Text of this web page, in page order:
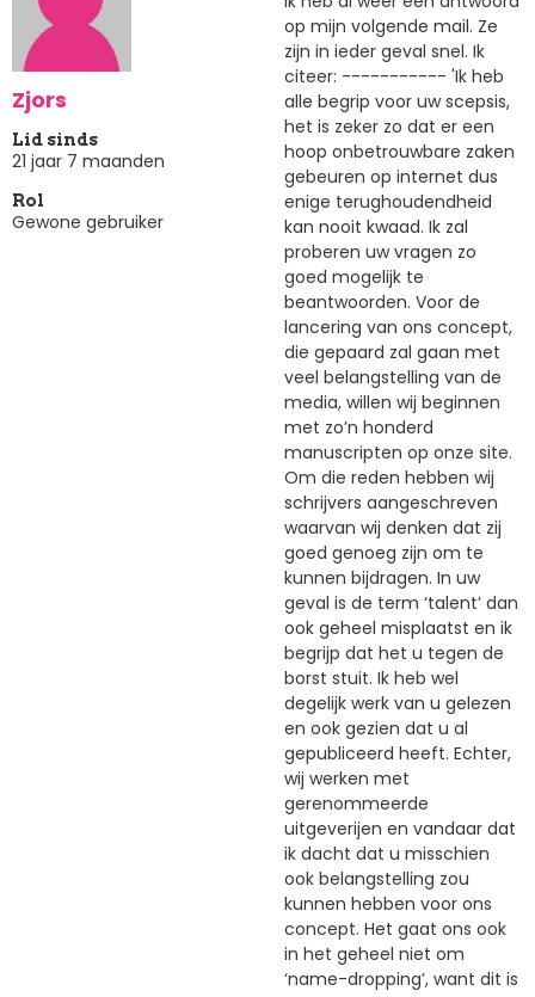
Zjors
Lid sinds
21 jaar 7 maanden
Rol
Gewone gebruiker
op mijn volgende mail. Ze
zijn in ieder geval snel. Ik
citeer: ----------- 'Ik heb
alle begrip voor uw scepsis,
het is zeker zo dat er een
hoop onbetrouwbare zaken
gebeuren op internet dus
enige terughoudendheid
kan nooit kwaad. Ik zal
proberen uw vragen zo
goed mogelijk te
beantwoorden. Voor de
lancering van ons concept,
die gepaard zal gaan met
veel belangstelling van de
media, willen wij beginnen
met zo’n honderd
manuscripten op onze site.
Om die reden hebben wij
schrijvers aangeschreven
waarvan wij denken dat zij
goed genoeg zijn om te
kunnen bijdragen. In uw
geval is de term ‘talent’ dan
ook geheel misplaatst en ik
begrijp dat het u tegen de
borst stuit. Ik heb wel
degelijk werk van u gelezen
en ook gezien dat u al
gepubliceerd heeft. Echter,
wij werken met
gerenommeerde
uitgeverijen en vandaar dat
ik dacht dat u misschien
ook belangstelling zou
kunnen hebben voor ons
concept. Het gaat ons ook
in het geheel niet om
‘name-dropping’, want dit is